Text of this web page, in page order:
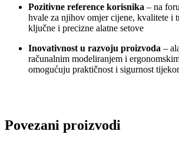
Pozitivne reference korisnika – na
hvale za njihov omjer cijene, kvalitete i
ključne i precizne alatne setove
Inovativnost u razvoju proizvoda –
računalnim modeliranjem i
omogućuju praktičnost i sigurnost
Povezani proizvodi